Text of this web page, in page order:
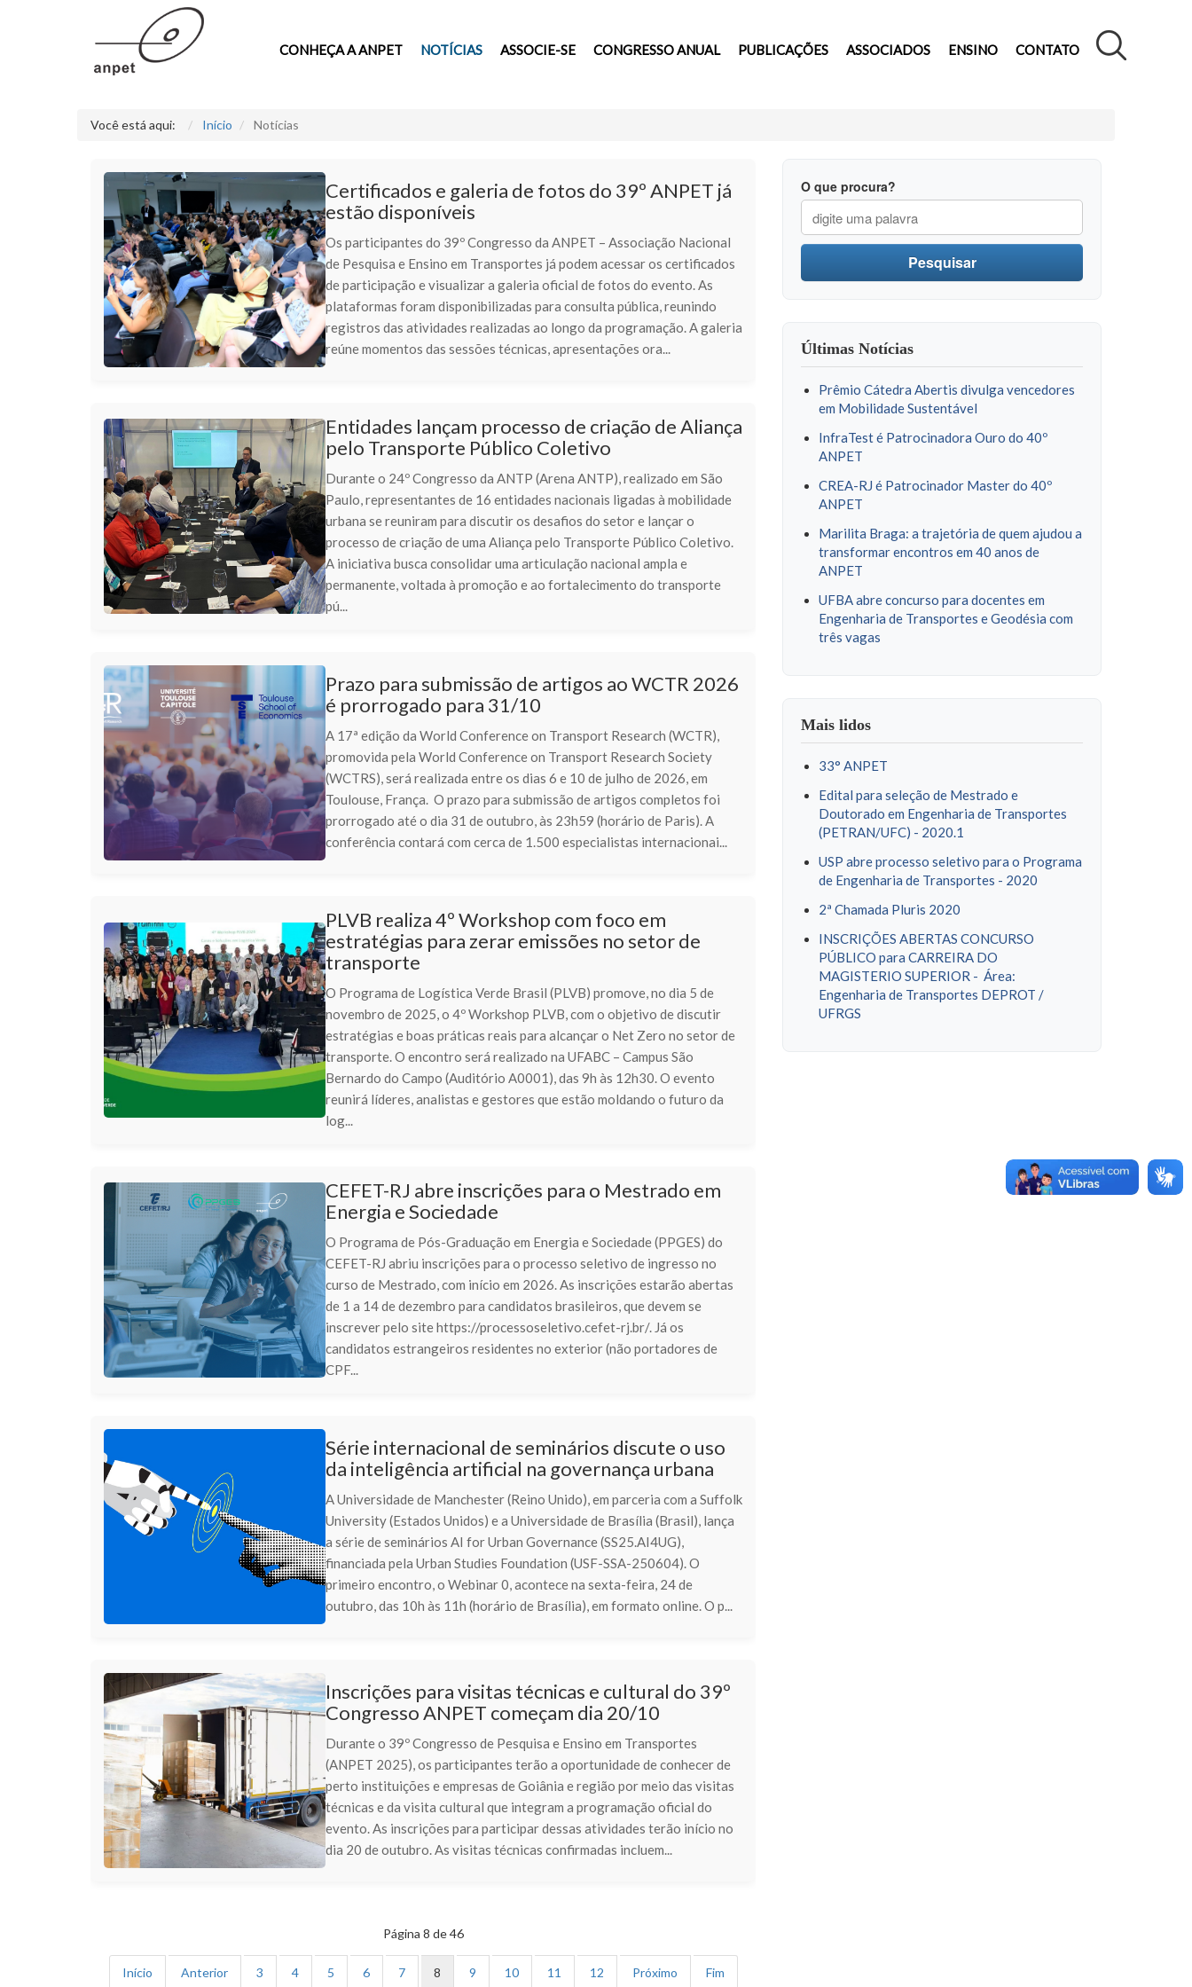
CONHEÇA A ANPET NOTÍCIAS ASSOCIE-SE CONGRESSO ANUAL PUBLICAÇÕES ASSOCIADOS ENSINO CONTATO
Você está aqui: Início Notícias
Certificados e galeria de fotos do 39º ANPET já
estão disponíveis
Os participantes do 39º Congresso da ANPET – Associação Nacional
de Pesquisa e Ensino em Transportes já podem acessar os certificados
de participação e visualizar a galeria oficial de fotos do evento. As
plataformas foram disponibilizadas para consulta pública, reunindo
registros das atividades realizadas ao longo da programação. A galeria
reúne momentos das sessões técnicas, apresentações ora...
Entidades lançam processo de criação de Aliança
pelo Transporte Público Coletivo
Durante o 24º Congresso da ANTP (Arena ANTP), realizado em São
Paulo, representantes de 16 entidades nacionais ligadas à mobilidade
urbana se reuniram para discutir os desafios do setor e lançar o
processo de criação de uma Aliança pelo Transporte Público Coletivo.
A iniciativa busca consolidar uma articulação nacional ampla e
permanente, voltada à promoção e ao fortalecimento do transporte
pú...
Prazo para submissão de artigos ao WCTR 2026
é prorrogado para 31/10
A 17ª edição da World Conference on Transport Research (WCTR),
promovida pela World Conference on Transport Research Society
(WCTRS), será realizada entre os dias 6 e 10 de julho de 2026, em
Toulouse, França. O prazo para submissão de artigos completos foi
prorrogado até o dia 31 de outubro, às 23h59 (horário de Paris). A
conferência contará com cerca de 1.500 especialistas internacionai...
PLVB realiza 4º Workshop com foco em
estratégias para zerar emissões no setor de
transporte
O Programa de Logística Verde Brasil (PLVB) promove, no dia 5 de
novembro de 2025, o 4º Workshop PLVB, com o objetivo de discutir
estratégias e boas práticas reais para alcançar o Net Zero no setor de
transporte. O encontro será realizado na UFABC – Campus São
Bernardo do Campo (Auditório A0001), das 9h às 12h30. O evento
reunirá líderes, analistas e gestores que estão moldando o futuro da
log...
CEFET-RJ abre inscrições para o Mestrado em
Energia e Sociedade
O Programa de Pós-Graduação em Energia e Sociedade (PPGES) do
CEFET-RJ abriu inscrições para o processo seletivo de ingresso no
curso de Mestrado, com início em 2026. As inscrições estarão abertas
de 1 a 14 de dezembro para candidatos brasileiros, que devem se
inscrever pelo site https://processoseletivo.cefet-rj.br/. Já os
candidatos estrangeiros residentes no exterior (não portadores de
CPF...
Série internacional de seminários discute o uso
da inteligência artificial na governança urbana
A Universidade de Manchester (Reino Unido), em parceria com a Suffolk
University (Estados Unidos) e a Universidade de Brasília (Brasil), lança
a série de seminários AI for Urban Governance (SS25.AI4UG),
financiada pela Urban Studies Foundation (USF-SSA-250604). O
primeiro encontro, o Webinar 0, acontece na sexta-feira, 24 de
outubro, das 10h às 11h (horário de Brasília), em formato online. O p...
Inscrições para visitas técnicas e cultural do 39º
Congresso ANPET começam dia 20/10
Durante o 39º Congresso de Pesquisa e Ensino em Transportes
(ANPET 2025), os participantes terão a oportunidade de conhecer de
perto instituições e empresas de Goiânia e região por meio das visitas
técnicas e da visita cultural que integram a programação oficial do
evento. As inscrições para participar dessas atividades terão início no
dia 20 de outubro. As visitas técnicas confirmadas incluem...
Página 8 de 46
Início Anterior 3 4 5 6 7 8 9 10 11 12 Próximo Fim
O que procura?
Pesquisar
Últimas Notícias
Prêmio Cátedra Abertis divulga vencedores
em Mobilidade Sustentável
InfraTest é Patrocinadora Ouro do 40º
ANPET
CREA-RJ é Patrocinador Master do 40º
ANPET
Marilita Braga: a trajetória de quem ajudou a
transformar encontros em 40 anos de
ANPET
UFBA abre concurso para docentes em
Engenharia de Transportes e Geodésia com
três vagas
Mais lidos
33° ANPET
Edital para seleção de Mestrado e
Doutorado em Engenharia de Transportes
(PETRAN/UFC) - 2020.1
USP abre processo seletivo para o Programa
de Engenharia de Transportes - 2020
2ª Chamada Pluris 2020
INSCRIÇÕES ABERTAS CONCURSO
PÚBLICO para CARREIRA DO
MAGISTERIO SUPERIOR - Área:
Engenharia de Transportes DEPROT /
UFRGS